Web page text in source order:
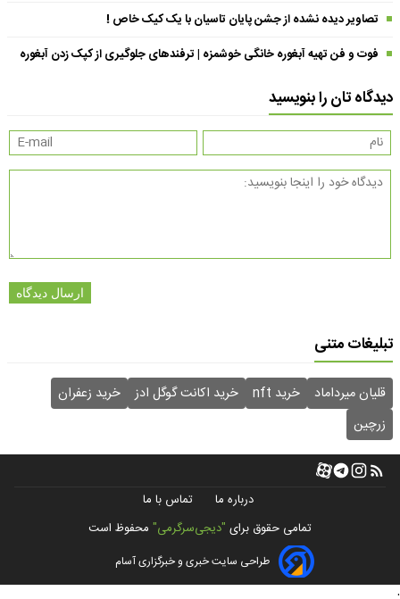
تصاویر دیده نشده از جشن پایان تاسیان با یک کیک خاص !
فوت و فن تهیه آبغوره خانگی خوشمزه | ترفندهای جلوگیری از کپک زدن آبغوره
دیدگاه تان را بنویسید
ارسال دیدگاه
تبلیغات متنی
قلیان میرداماد خرید nft خرید اکانت گوگل ادز
خرید زعفران
زرچین
درباره ما
تماس با ما
تمامی حقوق برای "دیجی‌سرگرمی" محفوظ است
طراحی سایت خبری و خبرگزاری آسام